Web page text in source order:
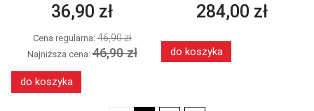
36,90 zł
Cena regularna:46,90 zł
Najniższa cena:46,90 zł
do koszyka
284,00 zł
do koszyka